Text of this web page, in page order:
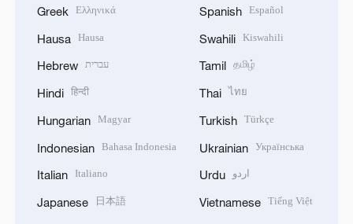
Greek Ελληνικά
Hausa Hausa
Hebrew עברית
Hindi हिन्दी
Hungarian Magyar
Indonesian Bahasa Indonesia
Italian Italiano
Japanese 日本語
Spanish Español
Swahili Kiswahili
Tamil தமிழ்
Thai ไทย
Turkish Türkçe
Ukrainian Українська
Urdu اردو
Vietnamese Tiếng Việt